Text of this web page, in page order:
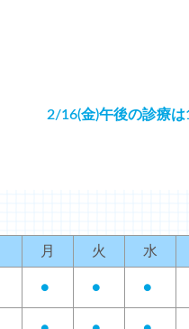
2/16(金)午後の診療は
月 火 水
● ● ●